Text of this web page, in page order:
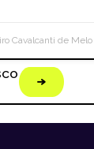
Cavalcanti de Melo